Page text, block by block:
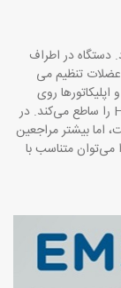
دستگاه در اطراف
تنظیم می
روی
را ساطع می‌کند. در
اما بیشتر مراجعین
متناسب با